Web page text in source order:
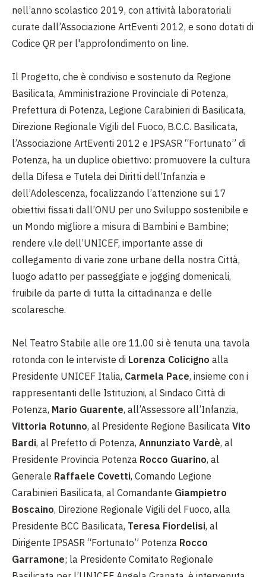
nell’anno scolastico 2019, con attività laboratoriali
curate dall’Associazione ArtEventi 2012, e sono dotati di
Codice QR per l'approfondimento on line.
Il Progetto, che è condiviso e sostenuto da Regione
Basilicata, Amministrazione Provinciale di Potenza,
Prefettura di Potenza, Legione Carabinieri di Basilicata,
Direzione Regionale Vigili del Fuoco, B.C.C. Basilicata,
l’Associazione ArtEventi 2012 e IPSASR “Fortunato” di
Potenza, ha un duplice obiettivo: promuovere la cultura
della Difesa e Tutela dei Diritti dell’Infanzia e
dell’Adolescenza, focalizzando l’attenzione sui 17
obiettivi fissati dall’ONU per uno Sviluppo sostenibile e
un Mondo migliore a misura di Bambini e Bambine;
rendere v.le dell’UNICEF, importante asse di
collegamento di varie zone urbane della nostra Città,
luogo adatto per passeggiate e jogging domenicali,
fruibile da parte di tutta la cittadinanza e delle
scolaresche.
Nel Teatro Stabile alle ore 11.00 si è tenuta una tavola
rotonda con le interviste di Lorenza Colicigno alla
Presidente UNICEF Italia, Carmela Pace, insieme con i
rappresentanti delle Istituzioni, al Sindaco Città di
Potenza, Mario Guarente, all’Assessore all’Infanzia,
Vittoria Rotunno, al Presidente Regione Basilicata Vito
Bardi, al Prefetto di Potenza, Annunziato Vardè, al
Presidente Provincia Potenza Rocco Guarino, al
Generale Raffaele Covetti, Comando Legione
Carabinieri Basilicata, al Comandante Giampietro
Boscaino, Direzione Regionale Vigili del Fuoco, alla
Presidente BCC Basilicata, Teresa Fiordelisi, al
Dirigente IPSASR “Fortunato” Potenza Rocco
Garramone; la Presidente Comitato Regionale